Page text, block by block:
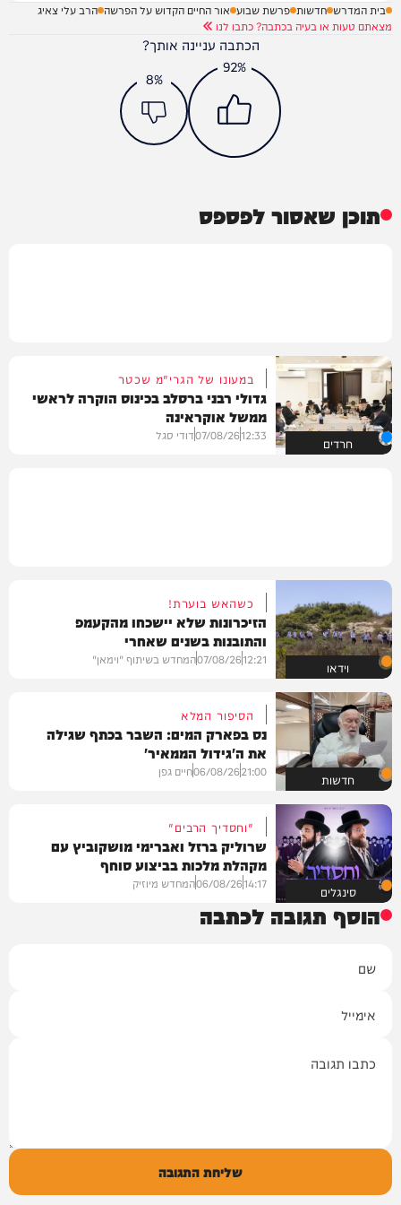
בית המדרש חדשות פרשת שבוע אור החיים הקדוש על הפרשה הרב עלי צאיג
מצאתם טעות או בעיה בכתבה? כתבו לנו
הכתבה עניינה אותך?
92%
8%
תוכן שאסור לפספס
חרדים
במעונו של הגרי"מ שכטר
גדולי רבני ברסלב בכינוס הוקרה לראשי
ממשל אוקראינה
12:33
07/08/26דודי סגל
וידאו
כשהאש בוערת!
הזיכרונות שלא יישכחו מהקעמפ
והתובנות בשנים שאחרי
12:21
07/08/26המחדש בשיתוף "וימאן"
חדשות
הסיפור המלא
נס בפארק המים: השבר בכתף שגילה
את ה'גידול הממאיר'
21:00
06/08/26חיים גפן
סינגלים
"וחסדיך הרבים"
שרוליק ברזל ואברימי מושקוביץ עם
מקהלת מלכות בביצוע סוחף
14:17
06/08/26המחדש מיוזיק
הוסף תגובה לכתבה
שליחת התגובה